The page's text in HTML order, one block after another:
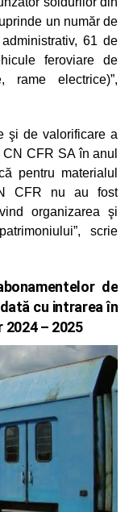
un număr de
61 de
feroviare de
rame electrice)”,
şi de valorificare a
CFR SA în anul
pentru materialul
CFR nu au fost
organizarea şi
scrie
de
cu intrarea în
2024 – 2025